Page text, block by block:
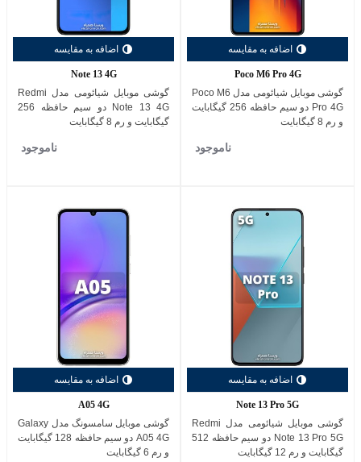
اضافه به مقایسه
Poco M6 Pro 4G
گوشی موبایل شیائومی مدل Poco M6
Pro 4G دو سیم حافظه 256 گیگابایت
و رم 8 گیگابایت
ناموجود
اضافه به مقایسه
Note 13 4G
گوشی موبایل شیائومی مدل Redmi
Note 13 4G دو سیم حافظه 256
گیگابایت و رم 8 گیگابایت
ناموجود
اضافه به مقایسه
Note 13 Pro 5G
گوشی موبایل شیائومی مدل Redmi
Note 13 Pro 5G دو سیم حافظه 512
گیگابایت و رم 12 گیگابایت
اضافه به مقایسه
A05 4G
گوشی موبایل سامسونگ مدل Galaxy
A05 4G دو سیم حافظه 128 گیگابایت
و رم 6 گیگابایت